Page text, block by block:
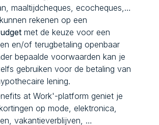
maaltijdcheques, ecocheques,…
rekenen op een
met de keuze voor een
en/of terugbetaling openbaar
bepaalde voorwaarden kan je
gebruiken voor de betaling van
lening.
at Work'-platform geniet je
op mode, elektronica,
vakantieverblijven, …